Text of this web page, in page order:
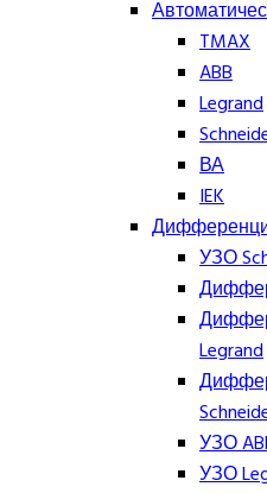
TMAX
ABB
Legrand
ВА
IEK
УЗО
Legrand
УЗО
УЗО